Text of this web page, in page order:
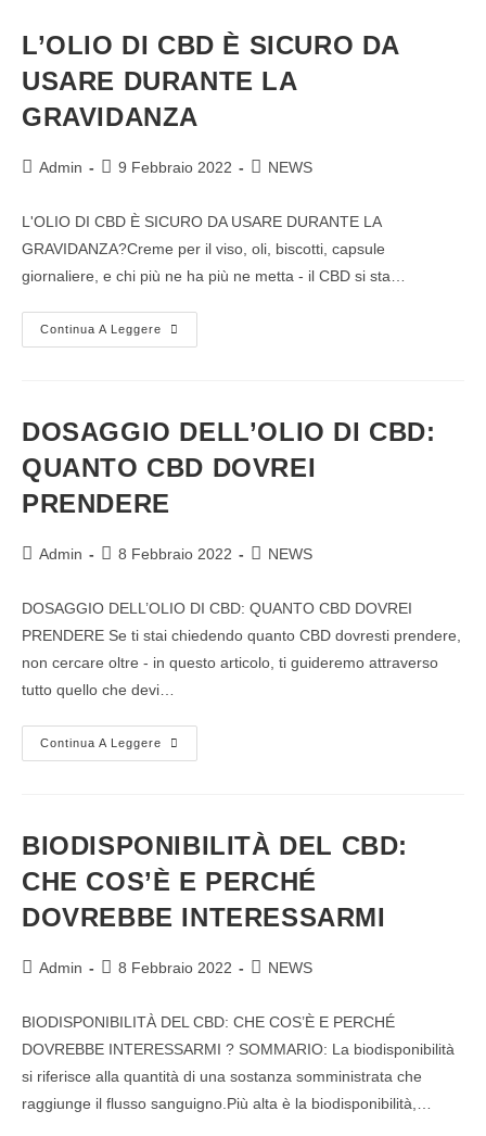
L’OLIO DI CBD È SICURO DA
USARE DURANTE LA
GRAVIDANZA
Admin 9 Febbraio 2022 NEWS
L'OLIO DI CBD È SICURO DA USARE DURANTE LA
GRAVIDANZA?Creme per il viso, oli, biscotti, capsule
giornaliere, e chi più ne ha più ne metta - il CBD si sta…
Continua A Leggere
DOSAGGIO DELL’OLIO DI CBD:
QUANTO CBD DOVREI
PRENDERE
Admin 8 Febbraio 2022 NEWS
DOSAGGIO DELL’OLIO DI CBD: QUANTO CBD DOVREI
PRENDERE Se ti stai chiedendo quanto CBD dovresti prendere,
non cercare oltre - in questo articolo, ti guideremo attraverso
tutto quello che devi…
Continua A Leggere
BIODISPONIBILITÀ DEL CBD:
CHE COS’È E PERCHÉ
DOVREBBE INTERESSARMI
Admin 8 Febbraio 2022 NEWS
BIODISPONIBILITÀ DEL CBD: CHE COS’È E PERCHÉ
DOVREBBE INTERESSARMI ? SOMMARIO: La biodisponibilità
si riferisce alla quantità di una sostanza somministrata che
raggiunge il flusso sanguigno.Più alta è la biodisponibilità,…